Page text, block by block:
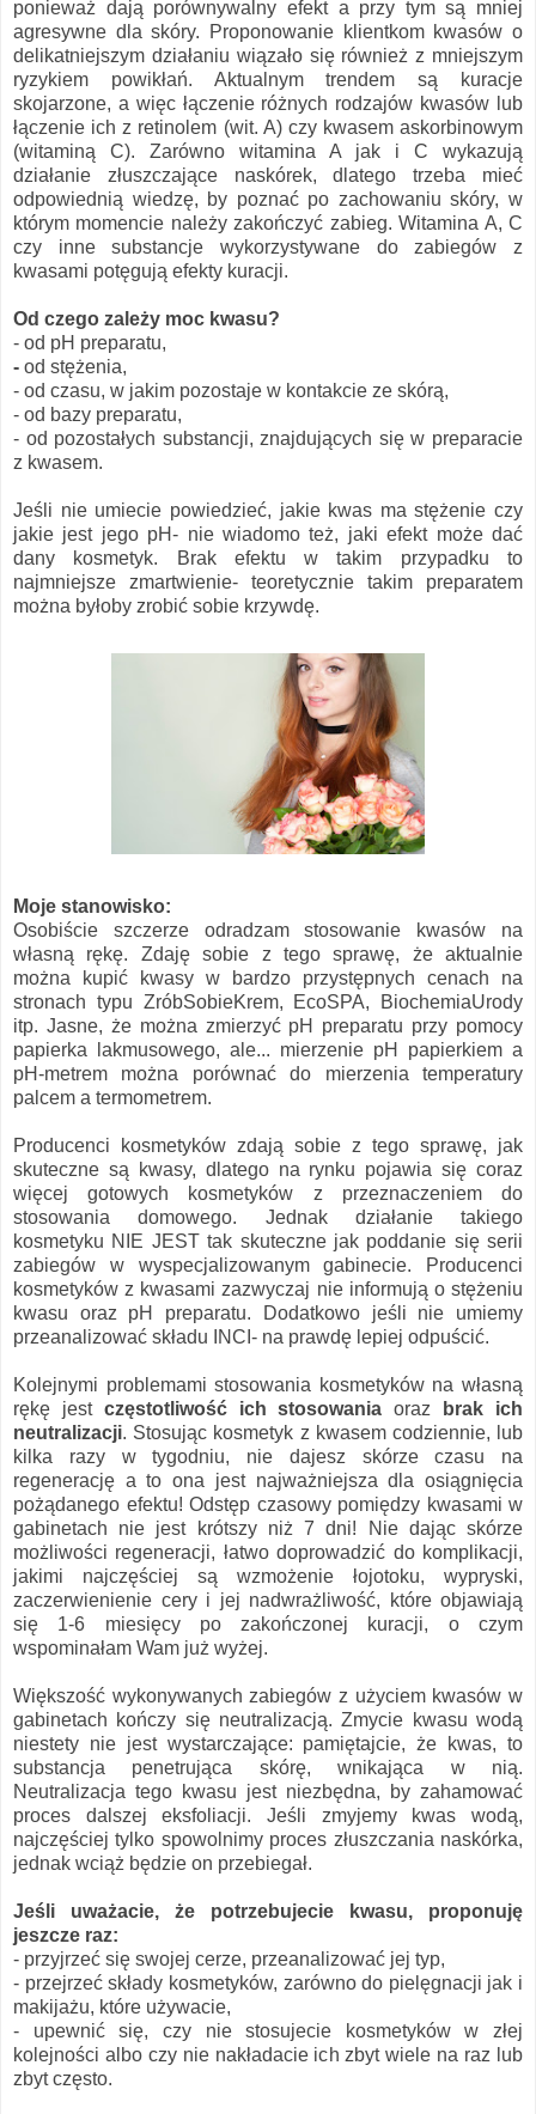
ponieważ dają porównywalny efekt a przy tym są mniej
agresywne dla skóry. Proponowanie klientkom kwasów o
delikatniejszym działaniu wiązało się również z mniejszym
ryzykiem powikłań. Aktualnym trendem są kuracje
skojarzone, a więc łączenie różnych rodzajów kwasów lub
łączenie ich z retinolem (wit. A) czy kwasem askorbinowym
(witaminą C). Zarówno witamina A jak i C wykazują
działanie złuszczające naskórek, dlatego trzeba mieć
odpowiednią wiedzę, by poznać po zachowaniu skóry, w
którym momencie należy zakończyć zabieg. Witamina A, C
czy inne substancje wykorzystywane do zabiegów z
kwasami potęgują efekty kuracji.
Od czego zależy moc kwasu?
- od pH preparatu,
- od stężenia,
- od czasu, w jakim pozostaje w kontakcie ze skórą,
- od bazy preparatu,
- od pozostałych substancji, znajdujących się w preparacie
z kwasem.
Jeśli nie umiecie powiedzieć, jakie kwas ma stężenie czy
jakie jest jego pH- nie wiadomo też, jaki efekt może dać
dany kosmetyk. Brak efektu w takim przypadku to
najmniejsze zmartwienie- teoretycznie takim preparatem
można byłoby zrobić sobie krzywdę.
Moje stanowisko:
Osobiście szczerze odradzam stosowanie kwasów na
własną rękę. Zdaję sobie z tego sprawę, że aktualnie
można kupić kwasy w bardzo przystępnych cenach na
stronach typu ZróbSobieKrem, EcoSPA, BiochemiaUrody
itp. Jasne, że można zmierzyć pH preparatu przy pomocy
papierka lakmusowego, ale... mierzenie pH papierkiem a
pH-metrem można porównać do mierzenia temperatury
palcem a termometrem.
Producenci kosmetyków zdają sobie z tego sprawę, jak
skuteczne są kwasy, dlatego na rynku pojawia się coraz
więcej gotowych kosmetyków z przeznaczeniem do
stosowania domowego. Jednak działanie takiego
kosmetyku NIE JEST tak skuteczne jak poddanie się serii
zabiegów w wyspecjalizowanym gabinecie. Producenci
kosmetyków z kwasami zazwyczaj nie informują o stężeniu
kwasu oraz pH preparatu. Dodatkowo jeśli nie umiemy
przeanalizować składu INCI- na prawdę lepiej odpuścić.
Kolejnymi problemami stosowania kosmetyków na własną
rękę jest częstotliwość ich stosowania oraz
brak ich
neutralizacji. Stosując kosmetyk z kwasem codziennie, lub
kilka razy w tygodniu, nie dajesz skórze czasu na
regenerację a to ona jest najważniejsza dla osiągnięcia
pożądanego efektu! Odstęp czasowy pomiędzy kwasami w
gabinetach nie jest krótszy niż 7 dni! Nie dając skórze
możliwości regeneracji, łatwo doprowadzić do komplikacji,
jakimi najczęściej są wzmożenie łojotoku, wypryski,
zaczerwienienie cery i jej nadwrażliwość, które objawiają
się 1-6 miesięcy po zakończonej kuracji, o czym
wspominałam Wam już wyżej.
Większość wykonywanych zabiegów z użyciem kwasów w
gabinetach kończy się neutralizacją. Zmycie kwasu wodą
niestety nie jest wystarczające: pamiętajcie, że kwas, to
substancja penetrująca skórę, wnikająca w nią.
Neutralizacja tego kwasu jest niezbędna, by zahamować
proces dalszej eksfoliacji. Jeśli zmyjemy kwas wodą,
najczęściej tylko spowolnimy proces złuszczania naskórka,
jednak wciąż będzie on przebiegał.
Jeśli uważacie, że potrzebujecie kwasu, proponuję
jeszcze raz:
- przyjrzeć się swojej cerze, przeanalizować jej typ,
- przejrzeć składy kosmetyków, zarówno do pielęgnacji jak i
makijażu, które używacie,
- upewnić się, czy nie stosujecie kosmetyków w złej
kolejności albo czy nie nakładacie ich zbyt wiele na raz lub
zbyt często.